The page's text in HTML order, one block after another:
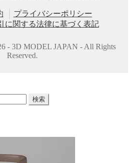
プライバシーポリシー
に関する法律に基づく表記
- 3D MODEL JAPAN - All Rights
Reserved.
検索